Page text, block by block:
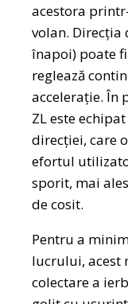
acestora
volan. Direcția
înapoi) poate
reglează
accelerație. În
ZL este
direcției, care
efortul
sporit, mai
de cosit.
Pentru a
lucrului, acest
colectare a